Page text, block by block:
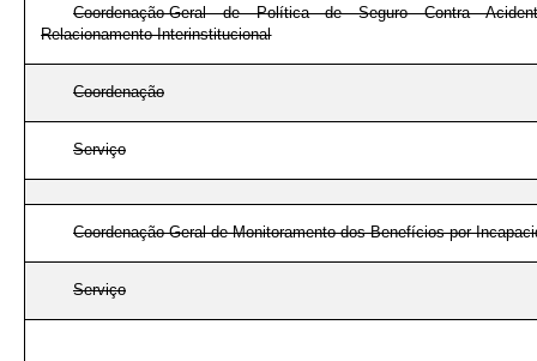
Coordenação-Geral de Política de Seguro Contra
Relacionamento Interinstitucional
Coordenação
Serviço
Coordenação-Geral de Monitoramento dos Benefícios por
Serviço